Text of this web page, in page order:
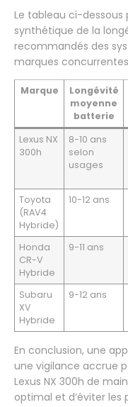
Le tableau ci-
synthétique de la
recommandés des
marques
Marque
Longévité
moyenne
batterie
Lexus NX
300h
8-10 ans
selon
usages
Toyota
(RAV4
Hybride)
10-12 ans
Honda
CR-V
Hybride
9-11 ans
Subaru
XV
Hybride
9-12 ans
En conclusion, une
une vigilance accrue
Lexus NX 300h de
optimal et d’éviter